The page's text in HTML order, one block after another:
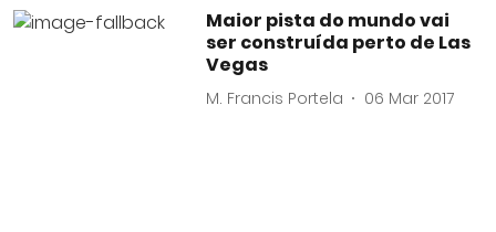
Maior pista do mundo vai
ser construída perto de Las
Vegas
M. Francis Portela 06 Mar 2017